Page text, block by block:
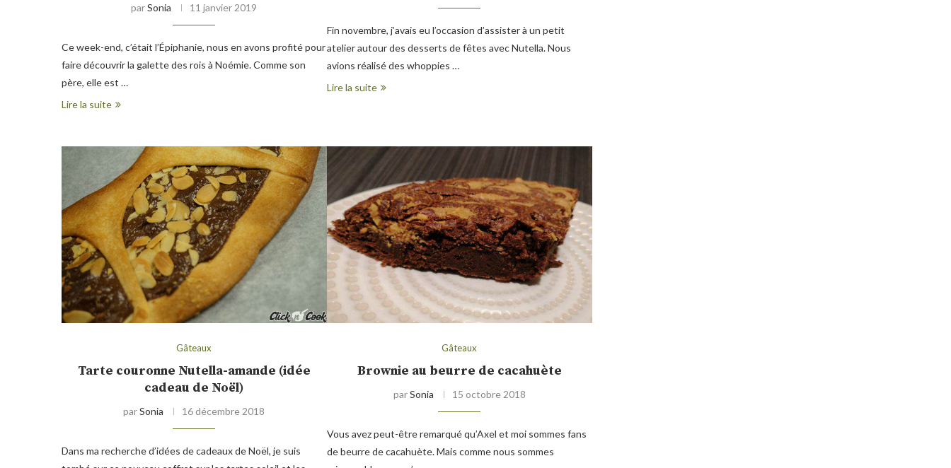
parSonia 11 janvier 2019
Ce week-end, c’était l’Épiphanie, nous en avons profité pour
faire découvrir la galette des rois à Noémie. Comme son
père, elle est …
Lire la suite
Fin novembre, j’avais eu l’occasion d’assister à un petit
atelier autour des desserts de fêtes avec Nutella. Nous
avions réalisé des whoppies …
Lire la suite
Gâteaux
Tarte couronne Nutella-amande (idée
cadeau de Noël)
parSonia 16 décembre 2018
Dans ma recherche d’idées de cadeaux de Noël, je suis
Gâteaux
Brownie au beurre de cacahuète
parSonia 15 octobre 2018
Vous avez peut-être remarqué qu’Axel et moi sommes fans
de beurre de cacahuète. Mais comme nous sommes